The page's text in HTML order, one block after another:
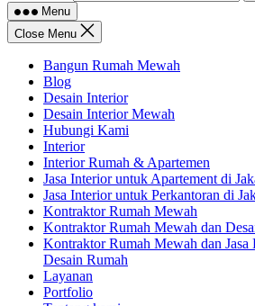
Menu
Close Menu
Bangun Rumah Mewah
Blog
Desain Interior
Desain Interior Mewah
Hubungi Kami
Interior
Interior Rumah & Apartemen
Jasa Interior untuk Apartement di
Jasa Interior untuk Perkantoran di
Kontraktor Rumah Mewah
Kontraktor Rumah Mewah dan
Kontraktor Rumah Mewah dan Jasa
Desain Rumah
Layanan
Portfolio